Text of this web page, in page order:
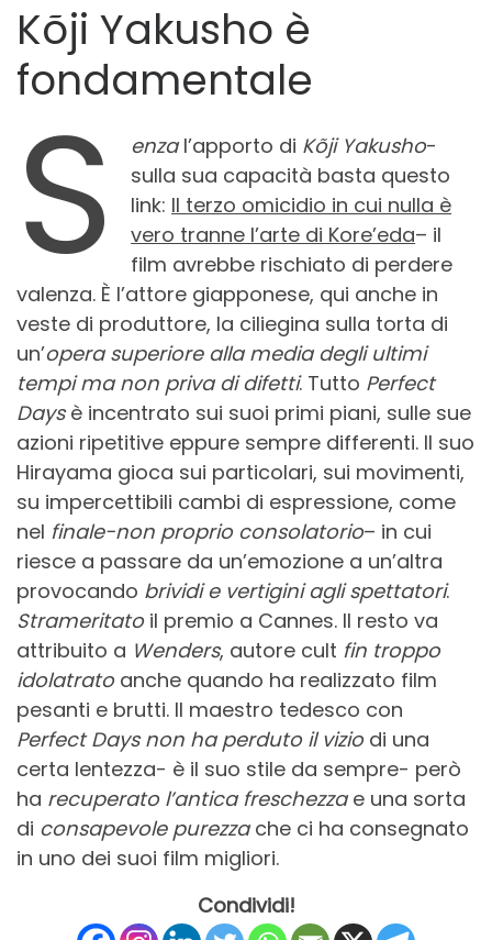
Kõji Yakusho è
fondamentale
S enzal’apporto di Kõji Yakusho-
sulla sua capacità basta questo
link: Il terzo omicidio in cui nulla è
vero tranne l’arte di Kore’eda– il
film avrebbe rischiato di perdere
valenza. È l’attore giapponese, qui anche in
veste di produttore, la ciliegina sulla torta di
un’opera superiore alla media degli ultimi
tempi ma non priva di difetti. Tutto Perfect
Daysè incentrato sui suoi primi piani, sulle sue
azioni ripetitive eppure sempre differenti. Il suo
Hirayama gioca sui particolari, sui movimenti,
su impercettibili cambi di espressione, come
nel finale-non proprio consolatorio– in cui
riesce a passare da un’emozione a un’altra
provocando brividi e vertigini agli spettatori.
Strameritatoil premio a Cannes. Il resto va
attribuito a Wenders, autore cult fin troppo
idolatratoanche quando ha realizzato film
pesanti e brutti. Il maestro tedesco con
Perfect Days non ha perduto il viziodi una
certa lentezza- è il suo stile da sempre- però
ha recuperato l’antica freschezzae una sorta
di consapevole purezzache ci ha consegnato
in uno dei suoi film migliori.
Condividi!